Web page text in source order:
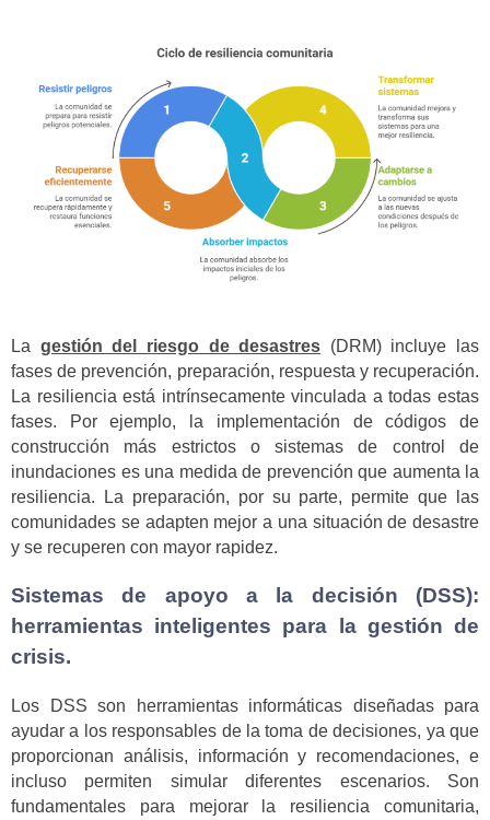
La gestión del riesgo de desastres (DRM) incluye las
fases de prevención, preparación, respuesta y recuperación.
La resiliencia está intrínsecamente vinculada a todas estas
fases. Por ejemplo, la implementación de códigos de
construcción más estrictos o sistemas de control de
inundaciones es una medida de prevención que aumenta la
resiliencia. La preparación, por su parte, permite que las
comunidades se adapten mejor a una situación de desastre
y se recuperen con mayor rapidez.
Sistemas de apoyo a la decisión (DSS):
herramientas inteligentes para la gestión de
crisis.
Los DSS son herramientas informáticas diseñadas para
ayudar a los responsables de la toma de decisiones, ya que
proporcionan análisis, información y recomendaciones, e
incluso permiten simular diferentes escenarios. Son
fundamentales para mejorar la resiliencia comunitaria,